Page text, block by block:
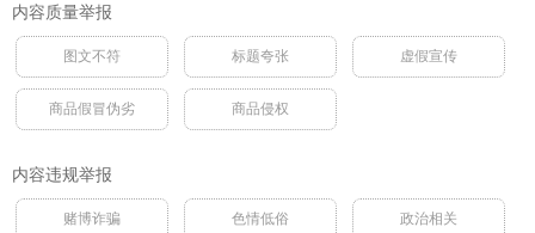
内容质量举报
图文不符 标题夸张 虚假宣传
商品假冒伪劣 商品侵权
内容违规举报
赌博诈骗 色情低俗 政治相关